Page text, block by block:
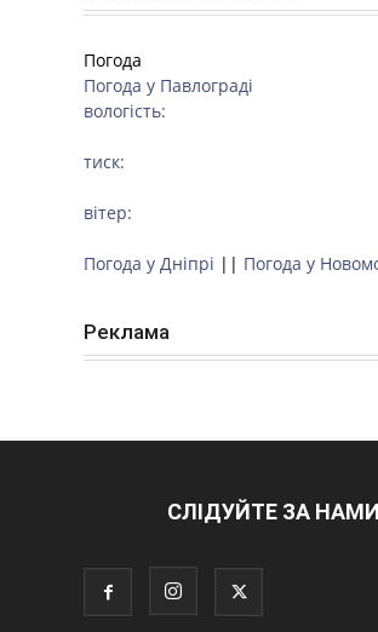
Погода
Погода у Павлограді
вологість:
тиск:
вітер:
Погода у Дніпрі || Погода у
Реклама
СЛІДУЙТЕ ЗА НАМИ